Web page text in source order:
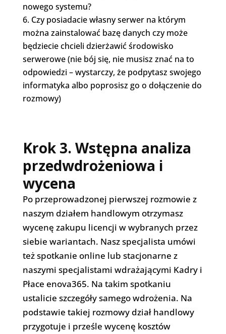
nowego systemu?
Czy posiadacie własny serwer na którym
można zainstalować bazę danych czy może
będziecie chcieli dzierżawić środowisko
serwerowe (nie bój się, nie musisz znać na to
odpowiedzi – wystarczy, że podpytasz swojego
informatyka albo poprosisz go o dołączenie do
rozmowy)
Krok 3. Wstępna analiza
przedwdrożeniowa i
wycena
Po przeprowadzonej pierwszej rozmowie z
naszym działem handlowym otrzymasz
wycenę zakupu licencji w wybranych przez
siebie wariantach. Nasz specjalista umówi
też spotkanie online lub stacjonarne z
naszymi specjalistami wdrażającymi Kadry i
Płace enova365. Na takim spotkaniu
ustalicie szczegóły samego wdrożenia. Na
podstawie takiej rozmowy dział handlowy
przygotuje i prześle wycenę kosztów